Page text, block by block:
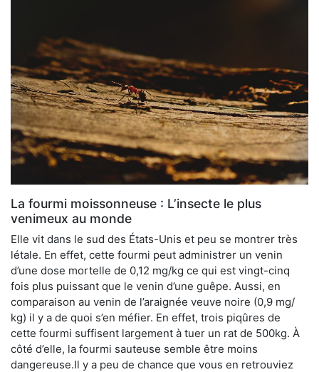
La fourmi moissonneuse : L’insecte le plus
venimeux au monde
Elle vit dans le sud des États-Unis et peu se montrer très
létale. En effet, cette fourmi peut administrer un venin
d’une dose mortelle de 0,12 mg/kg ce qui est vingt-cinq
fois plus puissant que le venin d’une guêpe. Aussi, en
comparaison au venin de l’araignée veuve noire (0,9 mg/
kg) il y a de quoi s’en méfier. En effet, trois piqûres de
cette fourmi suffisent largement à tuer un rat de 500kg. À
côté d’elle, la fourmi sauteuse semble être moins
dangereuse.Il y a peu de chance que vous en retrouviez